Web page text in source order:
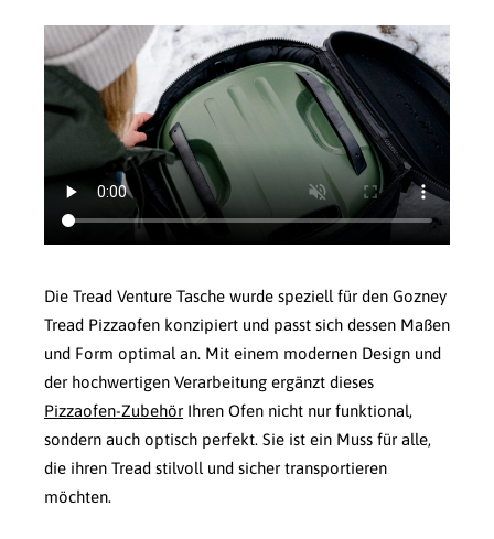
Die Tread Venture Tasche wurde speziell für den Gozney
Tread Pizzaofen konzipiert und passt sich dessen Maßen
und Form optimal an. Mit einem modernen Design und
der hochwertigen Verarbeitung ergänzt dieses
Pizzaofen-Zubehör Ihren Ofen nicht nur funktional,
sondern auch optisch perfekt. Sie ist ein Muss für alle,
die ihren Tread stilvoll und sicher transportieren
möchten.